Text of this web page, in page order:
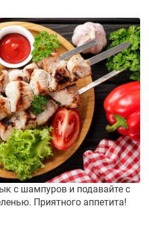
с шампуров и подавайте с
Приятного аппетита!